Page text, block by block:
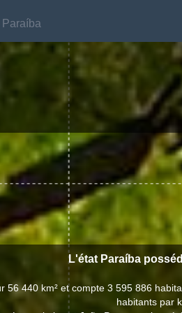
Paraíba
L'état Paraíba
56 440 km² et compte 3 595 886
habitants par
Paraíba